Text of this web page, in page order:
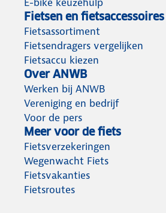
Fietsen en fietsaccessoires
Fietsassortiment
Fietsendragers vergelijken
Fietsaccu kiezen
Over ANWB
Werken bij ANWB
Vereniging en bedrijf
Voor de pers
Meer voor de fiets
Fietsverzekeringen
Wegenwacht Fiets
Fietsvakanties
Fietsroutes